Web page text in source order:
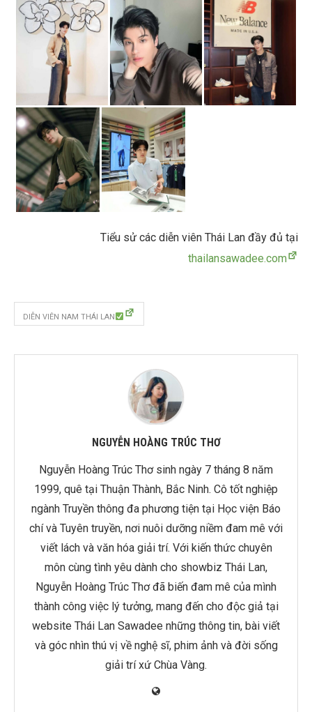
Tiểu sử các diễn viên Thái Lan đầy đủ tại
thailansawadee.com
DIỄN VIÊN NAM THÁI LAN
NGUYỄN HOÀNG TRÚC THƠ
Nguyễn Hoàng Trúc Thơ sinh ngày 7 tháng 8 năm
1999, quê tại Thuận Thành, Bắc Ninh. Cô tốt nghiệp
ngành Truyền thông đa phương tiện tại Học viện Báo
chí và Tuyên truyền, nơi nuôi dưỡng niềm đam mê với
viết lách và văn hóa giải trí. Với kiến thức chuyên
môn cùng tình yêu dành cho showbiz Thái Lan,
Nguyễn Hoàng Trúc Thơ đã biến đam mê của mình
thành công việc lý tưởng, mang đến cho độc giả tại
website Thái Lan Sawadee những thông tin, bài viết
và góc nhìn thú vị về nghệ sĩ, phim ảnh và đời sống
giải trí xứ Chùa Vàng.